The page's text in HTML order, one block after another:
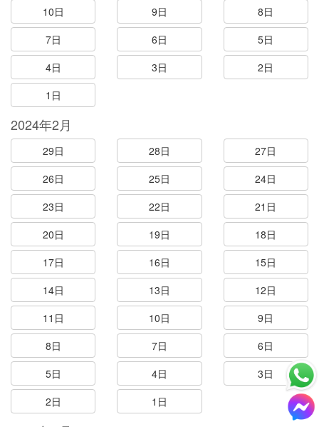
10日
9日
8日
7日
6日
5日
4日
3日
2日
1日
2024年2月
29日 28日
27日
26日
25日
24日
23日
22日
21日
20日
19日
18日
17日
16日
15日
14日
13日
12日
11日
10日
9日
8日
7日
6日
5日
4日
3日
2日
1日